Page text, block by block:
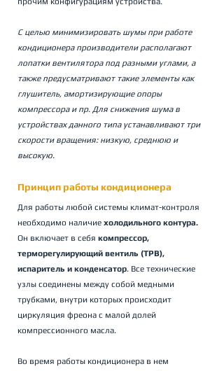
С целью минимизировать шумы при работе
кондиционера производители располагают
лопатки вентилятора под разными углами, а
также предусматривают такие элементы как
глушитель, амортизирующие опоры
компрессора и пр. Для снижения шума в
устройствах данного типа устанавливают три
скорости вращения: низкую, среднюю и
высокую.
Принцип работы кондиционера
Для работы любой системы климат-контроля
необходимо наличие холодильного контура.
Он включает в себя компрессор,
терморегулирующий вентиль (ТРВ),
испаритель и конденсатор. Все технические
узлы соединены между собой медными
трубками, внутри которых происходит
циркуляция фреона с малой долей
компрессионного масла.
Во время работы кондиционера в нем